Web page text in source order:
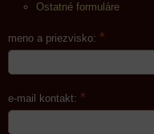
Ostatné formuláre
meno a priezvisko: *
e-mail kontakt: *